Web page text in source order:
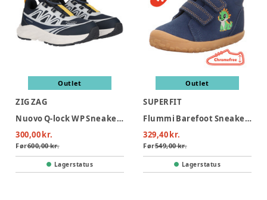
Outlet
ZIG ZAG
Nuovo Q-lock WP Sneakers - Navy
300,00 kr.
Før600,00 kr.
Lagerstatus
Outlet
SUPERFIT
Flummi Barefoot Sneaker - Blå
329,40 kr.
Før549,00 kr.
Lagerstatus